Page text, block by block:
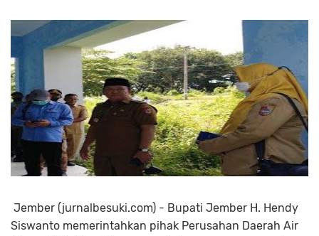
Jember (jurnalbesuki.com) - Bupati Jember H. Hendy
Siswanto memerintahkan pihak Perusahan Daerah Air